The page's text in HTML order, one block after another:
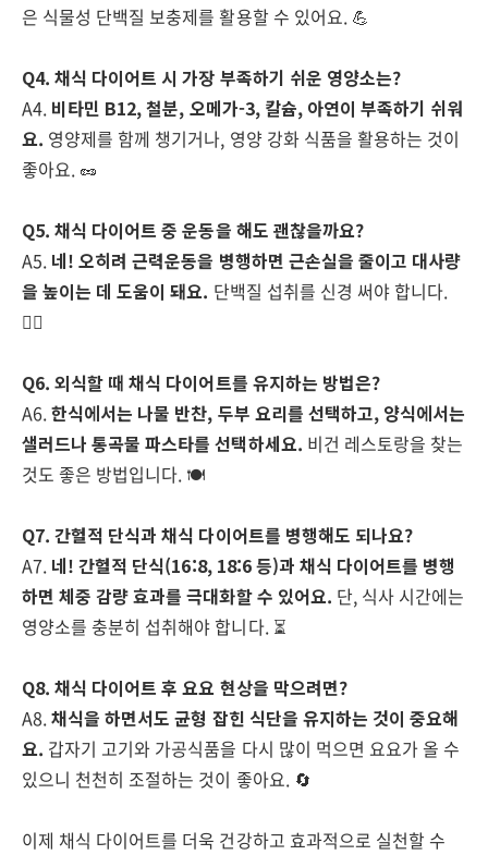
은 식물성 단백질 보충제를 활용할 수 있어요. 💪
Q4. 채식 다이어트 시 가장 부족하기 쉬운 영양소는?
A4. 비타민 B12, 철분, 오메가-3, 칼슘, 아연이 부족하기 쉬워
요. 영양제를 함께 챙기거나, 영양 강화 식품을 활용하는 것이
좋아요. 🥜
Q5. 채식 다이어트 중 운동을 해도 괜찮을까요?
A5. 네! 오히려 근력운동을 병행하면 근손실을 줄이고 대사량
을 높이는 데 도움이 돼요. 단백질 섭취를 신경 써야 합니다.
🏋️‍♂️
Q6. 외식할 때 채식 다이어트를 유지하는 방법은?
A6.한식에서는 나물 반찬, 두부 요리를 선택하고, 양식에서는
샐러드나 통곡물 파스타를 선택하세요. 비건 레스토랑을 찾는
것도 좋은 방법입니다. 🍽️
Q7. 간헐적 단식과 채식 다이어트를 병행해도 되나요?
A7. 네! 간헐적 단식(16:8, 18:6 등)과 채식 다이어트를 병행
하면 체중 감량 효과를 극대화할 수 있어요. 단, 식사 시간에는
영양소를 충분히 섭취해야 합니다. ⏳
Q8. 채식 다이어트 후 요요 현상을 막으려면?
A8.채식을 하면서도 균형 잡힌 식단을 유지하는 것이 중요해
요. 갑자기 고기와 가공식품을 다시 많이 먹으면 요요가 올 수
있으니 천천히 조절하는 것이 좋아요. 🔄
이제 채식 다이어트를 더욱 건강하고 효과적으로 실천할 수